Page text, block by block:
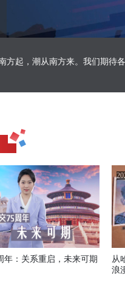
方起，潮从南方来。我们期待
年：关系重启，未来可期
从
浪